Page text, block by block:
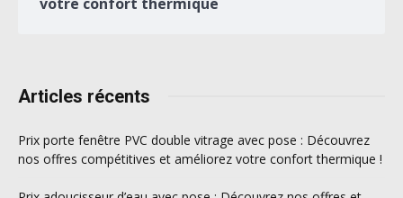
Articles récents
Prix porte fenêtre PVC double vitrage avec pose : Découvrez
nos offres compétitives et améliorez votre confort thermique !